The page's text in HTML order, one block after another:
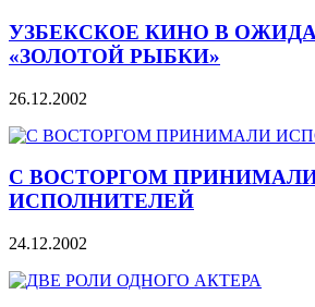
УЗБЕКСКОЕ КИНО В
«ЗОЛОТОЙ РЫБКИ»
26.12.2002
С ВОСТОРГОМ
ИСПОЛНИТЕЛЕЙ
24.12.2002